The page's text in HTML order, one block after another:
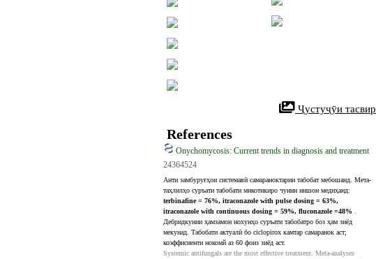
аи сироятшуда аҳамият диҳед.
Ҷустуҷӯи тасвир
References
Onychomycosis: Current trends in diagnosis and treatment
24364524
Анти замбуруғҳои системавӣ самараноктарин табобат мебошанд. Мета-
terbinafine = 76%, itraconazole with pulse dosing = 63%,
itraconazole with continuous dosing = 59%, fluconazole =48%
Дебридкунии ҳамзамон нохунҳо суръати табобатро боз ҳам зиёд
мекунад. Табобати актуалӣ бо ciclopirox камтар самаранок аст;
коэффисиенти нокомй аз 60 фоиз зиёд аст.
Systemic antifungals are the most effective treatment. Meta-analyses